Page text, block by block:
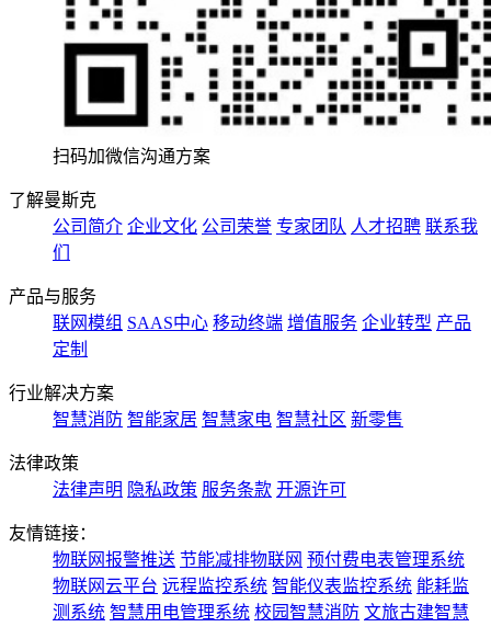
扫码加微信沟通方案
了解曼斯克
公司简介 企业文化 公司荣誉 专家团队 人才招聘 联系我
们
产品与服务
联网模组 SAAS中心 移动终端 增值服务 企业转型 产品
定制
行业解决方案
智慧消防 智能家居 智慧家电 智慧社区 新零售
法律政策
法律声明 隐私政策 服务条款 开源许可
友情链接：
物联网报警推送 节能减排物联网 预付费电表管理系统
物联网云平台 远程监控系统 智能仪表监控系统 能耗监
测系统 智慧用电管理系统 校园智慧消防 文旅古建智慧